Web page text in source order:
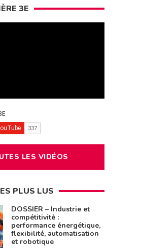
3E
LES VIDÉOS
PLUS LUS
DOSSIER – Industrie et
compétitivité :
performance énergétique,
flexibilité, automatisation
et robotique